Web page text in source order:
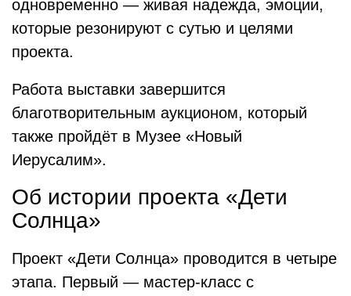
одновременно — живая надежда, эмоции,
которые резонируют с сутью и целями
проекта.
Работа выставки завершится
благотворительным аукционом, который
также пройдёт в Музее «Новый
Иерусалим».
Об истории проекта «Дети
Солнца»
Проект «Дети Солнца» проводится в четыре
этапа. Первый — мастер-класс с